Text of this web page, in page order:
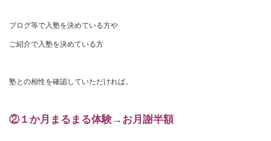
ブログ等で入塾を決めている方や
ご紹介で入塾を決めている方
塾との相性を確認していただければ。
②１か月まるまる体験→お月謝半額